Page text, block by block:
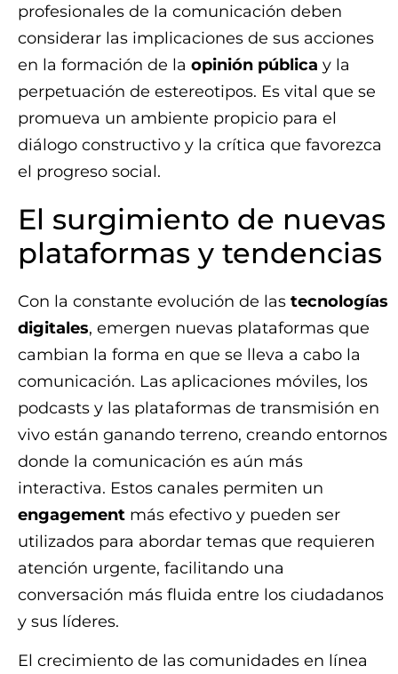
profesionales de la comunicación deben
considerar las implicaciones de sus acciones
en la formación de la opinión pública y la
perpetuación de estereotipos. Es vital que se
promueva un ambiente propicio para el
diálogo constructivo y la crítica que favorezca
el progreso social.
El surgimiento de nuevas
plataformas y tendencias
Con la constante evolución de las tecnologías
digitales, emergen nuevas plataformas que
cambian la forma en que se lleva a cabo la
comunicación. Las aplicaciones móviles, los
podcasts y las plataformas de transmisión en
vivo están ganando terreno, creando entornos
donde la comunicación es aún más
interactiva. Estos canales permiten un
engagement más efectivo y pueden ser
utilizados para abordar temas que requieren
atención urgente, facilitando una
conversación más fluida entre los ciudadanos
y sus líderes.
El crecimiento de las comunidades en línea